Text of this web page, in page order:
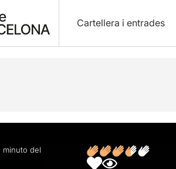
Cartellera i entrades
Fitxa artística Opinions
minuto del